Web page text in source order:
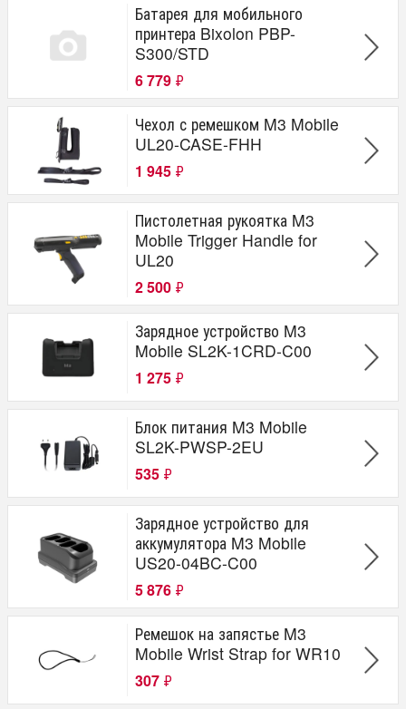
Батарея для мобильного
принтера Bixolon PBP-
S300/STD
6 779 ₽
Чехол с ремешком M3 Mobile
UL20-CASE-FHH
1 945 ₽
Пистолетная рукоятка M3
Mobile Trigger Handle for
UL20
2 500 ₽
Зарядное устройство M3
Mobile SL2K-1CRD-C00
1 275 ₽
Блок питания M3 Mobile
SL2K-PWSP-2EU
535 ₽
Зарядное устройство для
аккумулятора M3 Mobile
US20-04BC-C00
5 876 ₽
Ремешок на запястье M3
Mobile Wrist Strap for WR10
307 ₽